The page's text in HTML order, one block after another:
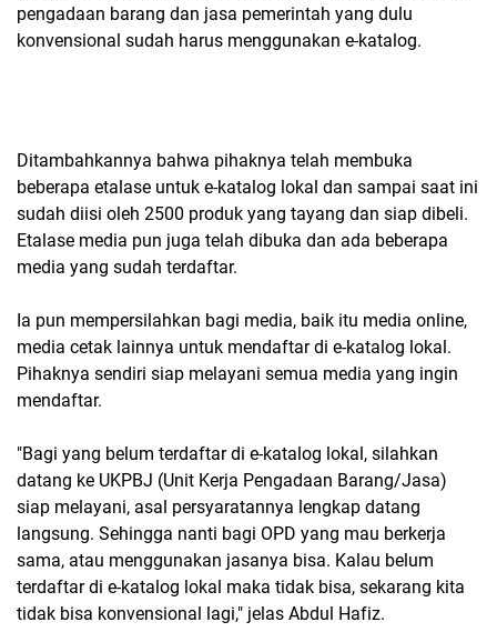
pengadaan barang dan jasa pemerintah yang dulu
konvensional sudah harus menggunakan e-katalog.
Ditambahkannya bahwa pihaknya telah membuka
beberapa etalase untuk e-katalog lokal dan sampai saat ini
sudah diisi oleh 2500 produk yang tayang dan siap dibeli.
Etalase media pun juga telah dibuka dan ada beberapa
media yang sudah terdaftar.
Ia pun mempersilahkan bagi media, baik itu media online,
media cetak lainnya untuk mendaftar di e-katalog lokal.
Pihaknya sendiri siap melayani semua media yang ingin
mendaftar.
"Bagi yang belum terdaftar di e-katalog lokal, silahkan
datang ke UKPBJ (Unit Kerja Pengadaan Barang/Jasa)
siap melayani, asal persyaratannya lengkap datang
langsung. Sehingga nanti bagi OPD yang mau berkerja
sama, atau menggunakan jasanya bisa. Kalau belum
terdaftar di e-katalog lokal maka tidak bisa, sekarang kita
tidak bisa konvensional lagi," jelas Abdul Hafiz.